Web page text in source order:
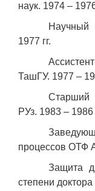
наук. 1974 – 1976
1977 гг.
ТашГУ. 1977 –
РУз. 1983 – 1986
процессов ОТФ
Защита
степени